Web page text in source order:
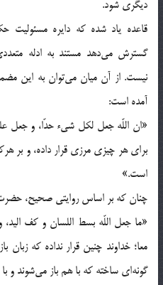
ديگری شود.
قاعده ياد شده که دايره مسئوليت
گسترش می‌دهد مستند به ادله
نيست. از آن ميان می‌توان به اين
آمده است:
«ان اللّه‌ جعل لکل شی‌ء حدّا، و جعل
برای هر چيزی مرزی قرار داده، و بر
است.»
چنان که بر اساس روايتی صحيح،
«ما جعل اللّه‌ بسط اللسان و کف
معا؛ خداوند چنين قرار نداده که
گونه‌ای ساخته که با هم باز می‌شوند و